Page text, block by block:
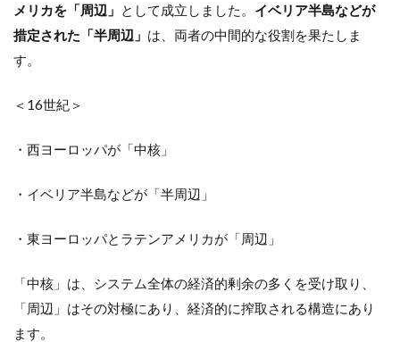
メリカを「周辺」 として成立しました。 イベリア半島などが
措定された「半周辺」 は、両者の中間的な役割を果たしま
す。
＜16世紀＞
・西ヨーロッパが「中核」
・イベリア半島などが「半周辺」
・東ヨーロッパとラテンアメリカが「周辺」
「中核」は、システム全体の経済的剰余の多くを受け取り、
「周辺」はその対極にあり、経済的に搾取される構造にあり
ます。